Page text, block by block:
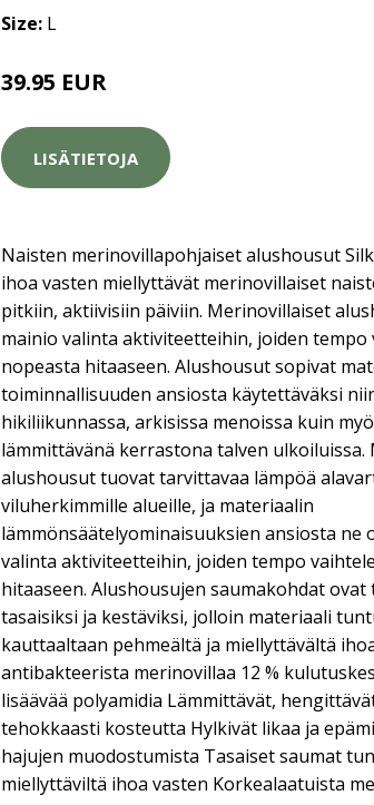
Size: L
39.95 EUR
LISÄTIETOJA
Naisten merinovillapohjaiset alushousut
ihoa vasten miellyttävät merinovillaiset
pitkiin, aktiivisiin päiviin. Merinovillaiset
mainio valinta aktiviteetteihin, joiden tempo
nopeasta hitaaseen. Alushousut sopivat
toiminnallisuuden ansiosta käytettäväksi
hikiliikunnassa, arkisissa menoissa kuin
lämmittävänä kerrastona talven ulkoiluissa.
alushousut tuovat tarvittavaa lämpöä
viluherkimmille alueille, ja materiaalin
lämmönsäätelyominaisuuksien ansiosta ne
valinta aktiviteetteihin, joiden tempo
hitaaseen. Alushousujen saumakohdat
tasaisiksi ja kestäviksi, jolloin materiaali
kauttaaltaan pehmeältä ja miellyttävältä
antibakteerista merinovillaa 12 %
lisäävää polyamidia Lämmittävät,
tehokkaasti kosteutta Hylkivät likaa ja
hajujen muodostumista Tasaiset saumat
miellyttäviltä ihoa vasten Korkealaatuista